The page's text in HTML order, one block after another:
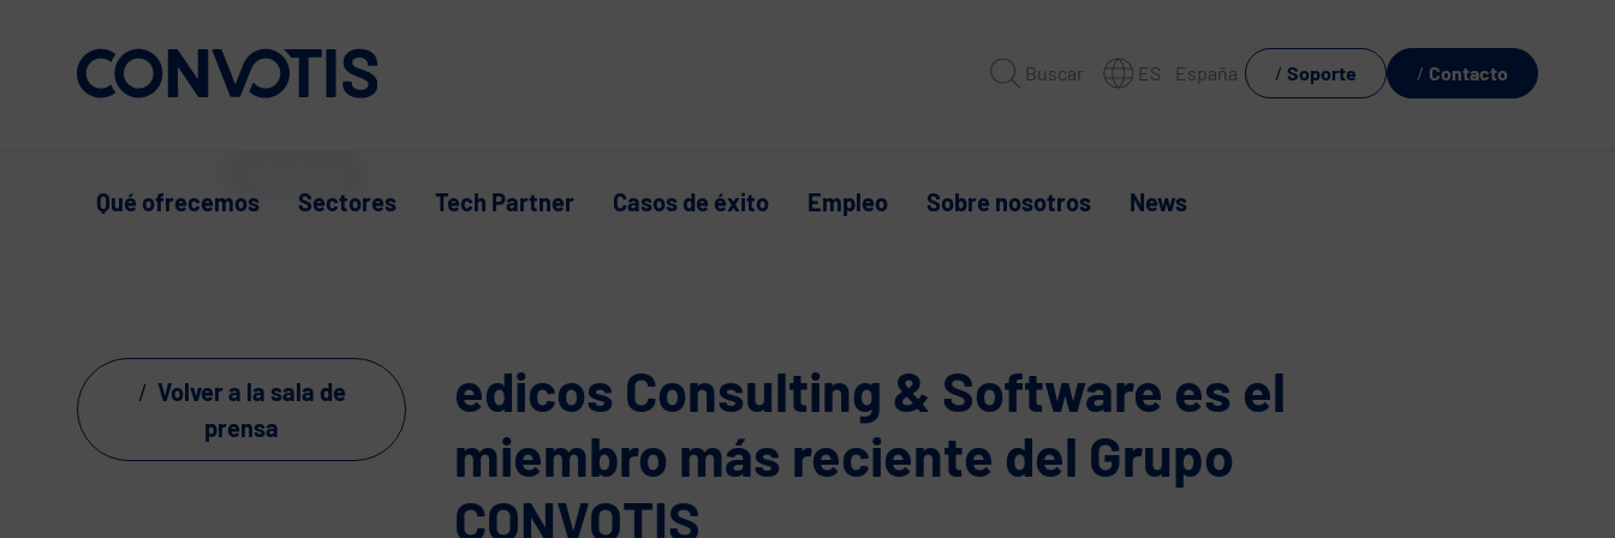
Buscar ES España Soporte Contacto
Qué ofrecemos Sectores Tech Partner Casos de éxito Empleo Sobre nosotros News
Volver a la sala de
prensa
edicos Consulting & Software es el
miembro más reciente del Grupo
CONVOTIS